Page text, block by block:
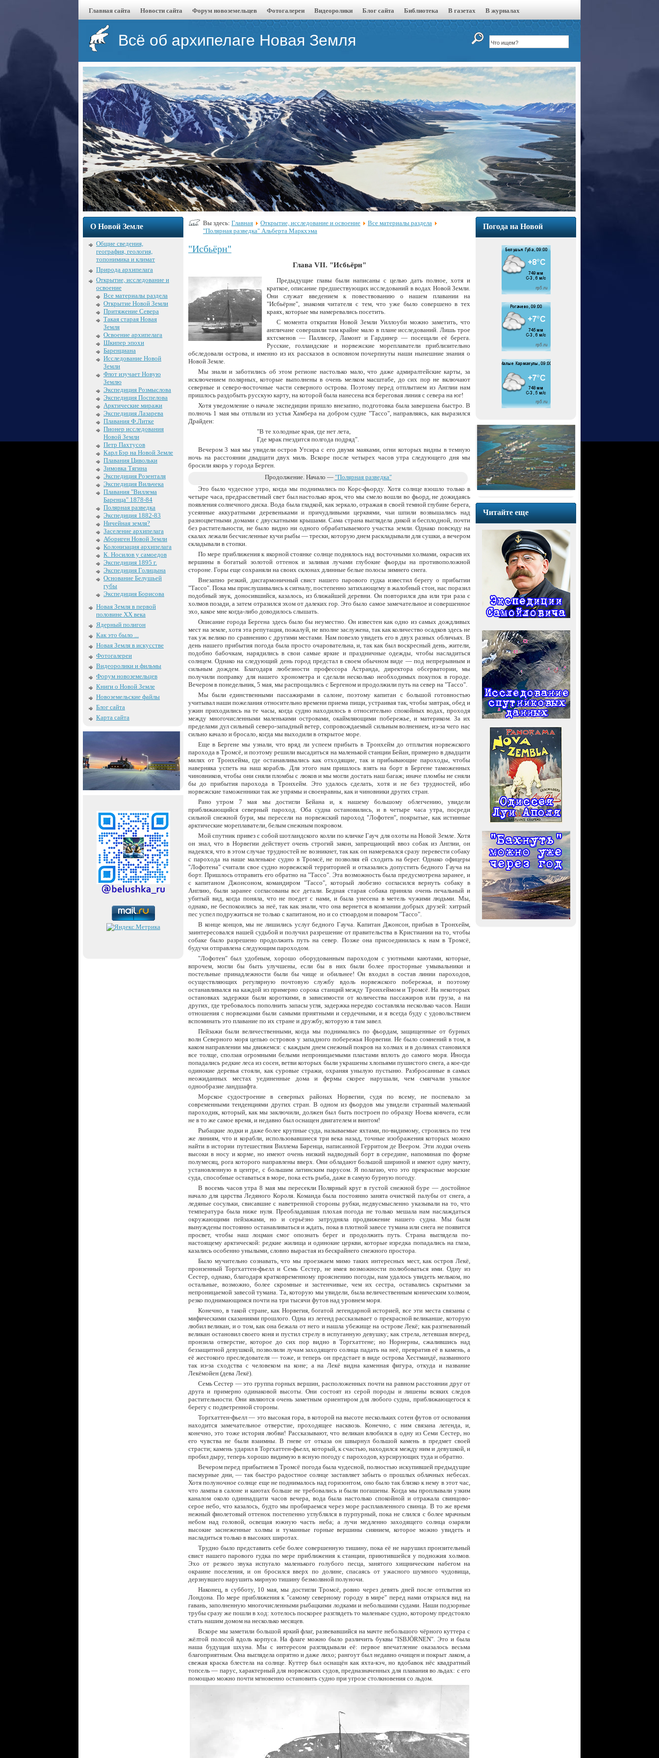
Главная сайта Новости сайта Форум новоземельцев Фотогалереи Видеоролики Блог сайта Библиотека В газетах В журналах
Всё об архипелаге Новая Земля
О Новой Земле
Общие сведения,
география, геология,
топонимика и климат
Природа архипелага
Открытие, исследование и
освоение
Все материалы раздела
Открытие Новой Земли
Притяжение Севера
Такая старая Новая
Земля
Освоение архипелага
Шкипер эпохи
Баренциана
Исследование Новой
Земли
Флот изучает Новую
Землю
Экспедиция Розмыслова
Экспедиция Поспелова
Арктические миражи
Экспедиция Лазарева
Плавания Ф.Литке
Пионер исследования
Новой Земли
Петр Пахтусов
Карл Бэр на Новой Земле
Плавания Цивольки
Зимовка Тягина
Экспедиция Розенталя
Экспедиция Вильчека
Плавания "Виллема
Баренца" 1878-84
Полярная разведка
Экспедиция 1882-83
Ничейная земля?
Заселение архипелага
Абориген Новой Земли
Колонизация архипелага
К. Носилов у самоедов
Экспедиция 1895 г.
Экспедиция Голицына
Основание Белушьей
губы
Экспедиция Борисова
Новая Земля в первой
половине XX века
Ядерный полигон
Как это было ...
Новая Земля в искусстве
Фотогалереи
Видеоролики и фильмы
Форум новоземельцев
Книги о Новой Земле
Новоземельские файлы
Блог сайта
Карта сайта
Вы здесь: Главная Открытие, исследование и освоение
Все материалы раздела
"Полярная разведка" Альберта Маркхэма
"Исбьёрн"
Глава VII. "Исбьёрн"
Предыдущие главы были написаны с целью дать полное, хотя и
краткое, описание предшествующих исследований в водах Новой Земли.
Они служат введением к повествованию о нашем плавании на
"Исбьёрне", знакомя читателя с тем, что уже было совершено в тех
краях, которые мы намеревались посетить.
С момента открытия Новой Земли Уиллоуби можно заметить, что
англичане совершили там крайне мало в плане исследований. Лишь трое
яхтсменов — Паллисер, Ламонт и Гардинер — посещали её берега.
Русские, голландские и норвежские мореплаватели приблизительно
обследовали острова, и именно из их рассказов в основном почерпнуты наши нынешние знания о
Новой Земле.
Мы знали и заботились об этом регионе настолько мало, что даже адмиралтейские карты, за
исключением полярных, которые выполнены в очень мелком масштабе, до сих пор не включают
северные и северо-восточные части северного острова. Поэтому перед отплытием из Англии нам
пришлось раздобыть русскую карту, на которой была нанесена вся береговая линия с севера на юг!
Хотя уведомление о начале экспедиции пришло внезапно, подготовка была завершена быстро. В
полночь 1 мая мы отплыли из устья Хамбера на добром судне "Тассо", направляясь, как выразился
Драйден:
"В те холодные края, где нет лета,
Где мрак гнездится полгода подряд".
Вечером 3 мая мы увидели остров Утсира с его двумя маяками, огни которых видны в темную
ночь на расстоянии двадцати двух миль. Вскоре после четырех часов утра следующего дня мы
бросили якорь у города Берген.
Продолжение. Начало — "Полярная разведка"
Это было чудесное утро, когда мы поднимались по Корс-фьорду. Хотя солнце взошло только в
четыре часа, предрассветный свет был настолько ярок, что мы смело вошли во фьорд, не дожидаясь
появления солнечного диска. Вода была гладкой, как зеркало, отражая в своей темной глубине берега,
усеянные аккуратными деревеньками и причудливыми церквями, чьи шпили возвышались над
разноцветными домами с двускатными крышами. Сама страна выглядела дикой и бесплодной, почти
без растительности, не было видно ни одного обрабатываемого участка земли. Однако повсюду на
скалах лежали бесчисленные кучи рыбы — трески, которую днем раскладывали для сушки, а вечером
складывали в стопки.
По мере приближения к якорной стоянке солнце поднялось над восточными холмами, окрасив их
вершины в богатый золотой оттенок и заливая лучами глубокие фьорды на противоположной
стороне. Горы еще сохраняли на своих склонах длинные белые полосы зимнего снега.
Внезапно резкий, дисгармоничный свист нашего парового гудка известил берегу о прибытии
"Тассо". Пока мы прислушивались к сигналу, постепенно затихающему в жалобный стон, нас поразил
подобный звук, доносившийся, казалось, из ближайшей деревни. Он повторился два или три раза с
холмов позади, а затем отразился эхом от далеких гор. Это было самое замечательное и совершенное
эхо, какое мне когда-либо доводилось слышать.
Описание города Бергена здесь было бы неуместно. Он известен как одно из самых дождливых
мест на земле, хотя эта репутация, пожалуй, не вполне заслужена, так как количество осадков здесь не
так уж велико по сравнению с другими местами. Нам повезло увидеть его в двух разных обличьях. В
день нашего прибытия погода была просто очаровательна, и, так как был воскресный день, жители,
подобно бабочкам, нарядились в свои самые яркие и праздничные одежды, чтобы насладиться
солнцем. Однако на следующий день город предстал в своем обычном виде — под непрерывным и
сильным дождем. Благодаря любезности профессора Астранда, директора обсерватории, мы
получили поправку для нашего хронометра и сделали несколько необходимых покупок в городе.
Вечером в понедельник, 5 мая, мы распрощались с Бергеном и продолжили путь на север на "Тассо".
Мы были единственными пассажирами в салоне, поэтому капитан с большой готовностью
учитывал наши пожелания относительно времени приема пищи, устраивая так, чтобы завтрак, обед и
ужин приходились на те часы, когда судно находилось в относительно спокойных водах, проходя
между многочисленными маленькими островами, окаймляющими побережье, и материком. За их
пределами дул сильный северо-западный ветер, сопровождаемый сильным волнением, из-за чего нас
сильно качало и бросало, когда мы выходили в открытое море.
Еще в Бергене мы узнали, что вряд ли успеем прибыть в Тронхейм до отплытия норвежского
парохода в Тромсё, и поэтому решили высадиться на маленькой станции Бейан, примерно в двадцати
милях от Тронхейма, где останавливались как отходящие, так и прибывающие пароходы, чтобы
наверняка успеть на наш корабль. Для этого нам пришлось взять на борт в Бергене таможенных
чиновников, чтобы они сняли пломбы с люков и мы могли достать наш багаж; иначе пломбы не сняли
бы до прибытия парохода в Тронхейм. Это удалось сделать, хотя и не без трудностей, ибо
норвежские таможенники так же упрямы и своенравны, как и чиновники других стран.
Рано утром 7 мая мы достигли Бейана и, к нашему большому облегчению, увидели
приближающийся северный пароход. Оба судна остановились, и в четыре часа утра, посреди
сильной снежной бури, мы пересели на норвежский пароход "Лофотен", покрытые, как истинные
арктические мореплаватели, белым снежным покровом.
Мой спутник привез с собой шотландского колли по кличке Гауч для охоты на Новой Земле. Хотя
он знал, что в Норвегии действует очень строгий закон, запрещающий ввоз собак из Англии, он
надеялся, что в этом случае трудностей не возникнет, так как он намеревался сразу перевести собаку
с парохода на наше маленькое судно в Тромсё, не позволяя ей сходить на берег. Однако офицеры
"Лофотена" считали свое судно норвежской территорией и отказались допустить бедного Гауча на
борт. Пришлось отправить его обратно на "Тассо". Эта возможность была предусмотрена заранее, и
с капитаном Джонсоном, командиром "Тассо", который любезно согласился вернуть собаку в
Англию, были заранее согласованы все детали. Бедная старая собака приняла очень печальный и
убитый вид, когда поняла, что не поедет с нами, и была унесена в метель чужими людьми. Мы,
однако, не беспокоились за неё, так как знали, что она вернется в компании добрых друзей: хитрый
пес успел подружиться не только с капитаном, но и со стюардом и поваром "Тассо".
В конце концов, мы не лишились услуг бедного Гауча. Капитан Джонсон, прибыв в Тронхейм,
заинтересовался нашей судьбой и получил разрешение от правительства в Кристиании на то, чтобы
собаке было разрешено продолжить путь на север. Позже она присоединилась к нам в Тромсё,
будучи отправлена следующим пароходом.
"Лофотен" был удобным, хорошо оборудованным пароходом с уютными каютами, которые,
впрочем, могли бы быть улучшены, если бы в них были более просторные умывальники и
постельные принадлежности были бы чище и обильнее! Он входил в состав линии пароходов,
осуществляющих регулярную почтовую службу вдоль норвежского побережья, и поэтому
останавливался на каждой из примерно сорока станций между Тронхеймом и Тромсё. На некоторых
остановках задержки были короткими, в зависимости от количества пассажиров или груза, а на
других, где требовалось пополнить запасы угля, задержка нередко составляла несколько часов. Наши
отношения с норвежцами были самыми приятными и сердечными, и я всегда буду с удовольствием
вспоминать это плавание по их стране и дружбу, которую я там завел.
Пейзажи были величественными, когда мы поднимались по фьордам, защищенные от бурных
волн Северного моря цепью островов у западного побережья Норвегии. Не было сомнений в том, в
каком направлении мы движемся: с каждым днем снежный покров на холмах и в долинах становился
все толще, сползая огромными белыми непроницаемыми пластами вплоть до самого моря. Иногда
попадались редкие леса из сосен, ветви которых были украшены хлопьями пушистого снега, а кое-где
одинокие деревья стояли, как суровые стражи, охраняя унылую пустыню. Разбросанные в самых
неожиданных местах уединенные дома и фермы скорее нарушали, чем смягчали унылое
однообразие ландшафта.
Морское судостроение в северных районах Норвегии, судя по всему, не поспевало за
современными тенденциями других стран. В одном из фьордов мы увидели странный маленький
пароходик, который, как мы заключили, должен был быть построен по образцу Ноева ковчега, если
не в то же самое время, и недавно был оснащен двигателем и винтом!
Рыбацкие лодки и даже более крупные суда, называемые яхтами, по-видимому, строились по тем
же линиям, что и корабли, использовавшиеся три века назад, точные изображения которых можно
найти в истории путешествия Виллeма Баренца, написанной Герритом де Веером. Эти лодки очень
высоки в носу и корме, но имеют очень низкий надводный борт в середине, напоминая по форме
полумесяц, рога которого направлены вверх. Они обладают большой шириной и имеют одну мачту,
установленную в центре, с большим латинским парусом. Я полагаю, что это прекрасные морские
суда, способные оставаться в море, пока есть рыба, даже в самую бурную погоду.
В восемь часов утра 8 мая мы пересекли Полярный круг в густой снежной буре — достойное
начало для царства Ледяного Короля. Команда была постоянно занята очисткой палубы от снега, а
ледяные сосульки, свисавшие с наветренной стороны рубки, недвусмысленно указывали на то, что
температура была ниже нуля. Преобладавшая плохая погода не только мешала нам наслаждаться
окружающими пейзажами, но и серьёзно затрудняла продвижение нашего судна. Мы были
вынуждены постоянно останавливаться и ждать, пока в плотной завесе тумана или снега не появится
просвет, чтобы наш лоцман смог опознать берег и продолжить путь. Страна выглядела по-
настоящему арктической: редкие жилища и одинокие церкви, которые изредка попадались на глаза,
казались особенно унылыми, словно вырастая из бескрайнего снежного простора.
Было мучительно сознавать, что мы проезжаем мимо таких интересных мест, как остров Лекё,
пронзенный Торгхаттен-фьелл и Семь Сестер, не имея возможности полюбоваться ими. Одну из
Сестер, однако, благодаря кратковременному прояснению погоды, нам удалось увидеть мельком, но
остальные, возможно, более скромные и застенчивые, чем их сестра, оставались скрытыми за
непроницаемой завесой тумана. Та, которую мы увидели, была величественным коническим холмом,
резко поднимающимся почти на три тысячи футов над уровнем моря.
Конечно, в такой стране, как Норвегия, богатой легендарной историей, все эти места связаны с
мифическими сказаниями прошлого. Одна из легенд рассказывает о прекрасной великанше, которую
любил великан, и о том, как она бежала от него и нашла убежище на острове Лекё; как разгневанный
великан остановил своего коня и пустил стрелу в испуганную девушку; как стрела, летевшая вперед,
пронзила отверстие, которое до сих пор видно в Торгхаттене; но Норнерны, сжалившись над
беззащитной девушкой, позволили лучам заходящего солнца падать на неё, превратив её в камень, а
её жестокого преследователя — тоже, и теперь он предстает в виде острова Хестмандё, названного
так из-за сходства с человеком на коне; а на Лекё видна каменная фигура, откуда и название
Лекёмойен (дева Лекё).
Семь Сестер — это группа горных вершин, расположенных почти на равном расстоянии друг от
друга и примерно одинаковой высоты. Они состоят из серой породы и лишены всяких следов
растительности. Они являются очень заметным ориентиром для любого судна, приближающегося к
берегу с подветренной стороны.
Торгхаттен-фьелл — это высокая гора, в которой на высоте нескольких сотен футов от основания
находится замечательное отверстие, проходящее насквозь. Конечно, с ним связана легенда, и,
конечно, это тоже история любви! Рассказывают, что великан влюбился в одну из Семи Сестер, но
его чувства не были взаимны. В гневе от отказа он швырнул большой камень в предмет своей
страсти; камень ударил в Торгхаттен-фьелл, который, к счастью, находился между ним и девушкой, и
пробил дыру, теперь хорошо видимую в ясную погоду с пароходов, курсирующих туда и обратно.
Вечером перед прибытием в Тромсё погода была чудесной, полностью искупившей предыдущие
пасмурные дни, — так быстро радостное солнце заставляет забыть о прошлых облачных небесах.
Хотя полуночное солнце еще не поднималось над горизонтом, оно было так близко к нему в этот час,
что лампы в салоне и каютах больше не требовались и были погашены. Когда мы проплывали узким
каналом около одиннадцати часов вечера, вода была настолько спокойной и отражала свинцово-
серое небо, что казалось, будто мы пробираемся через море расплавленного свинца. В то же время
нежный фиолетовый оттенок постепенно углублялся в пурпурный, пока не слился с более мрачным
небом над головой, освещая южную часть неба; а лучи медленно заходящего солнца озаряли
высокие заснеженные холмы и туманные горные вершины сиянием, которое можно увидеть и
насладиться только в высоких широтах.
Трудно было представить себе более совершенную тишину, пока её не нарушил пронзительный
свист нашего парового гудка по мере приближения к станции, приютившейся у подножия холмов.
Эхо от резкого звука испугало маленького голубого песца, занятого хищническим набегом на
окраине поселения, и он бросился вверх по долине, спасаясь от ужасного шумного чудовища,
дерзнувшего нарушить мирную тишину безмолвной полуночи.
Наконец, в субботу, 10 мая, мы достигли Тромсё, ровно через девять дней после отплытия из
Лондона. По мере приближения к "самому северному городу в мире" перед нами открылся вид на
гавань, заполненную многочисленными рыбацкими лодками и небольшими судами. Наши подзорные
трубы сразу же пошли в ход: хотелось поскорее разглядеть то маленькое судно, которому предстояло
стать нашим домом на несколько месяцев.
Вскоре мы заметили большой яркий флаг, развевавшийся на мачте небольшого чёрного куттера с
жёлтой полосой вдоль корпуса. На флаге можно было различить буквы "ISBJÖRNEN". Это и была
наша будущая шхуна. Мы с интересом разглядывали её: первое впечатление оказалось весьма
благоприятным. Она выглядела опрятно и даже лихо; рангоут был недавно очищен и покрыт лаком, а
свежая краска блестела на солнце. Куттер был оснащён как яхта-кэч, но вдобавок нёс квадратный
топсель — парус, характерный для норвежских судов, предназначенных для плавания во льдах: с его
помощью можно почти мгновенно остановить судно при угрозе столкновения со льдом.
Погода на Новой
Читайте еще